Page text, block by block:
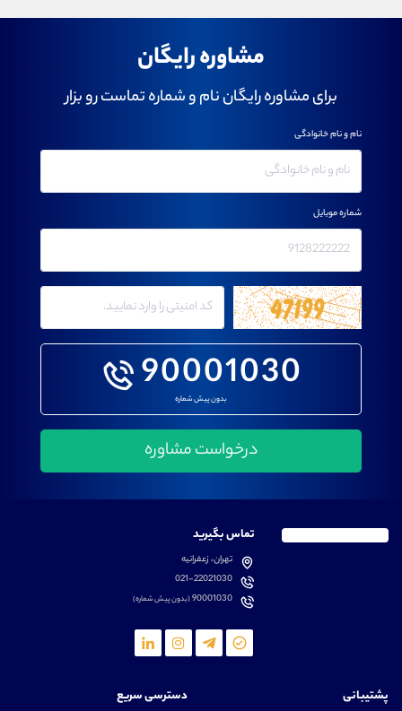
مشاوره رایگان
برای مشاوره رایگان نام و شماره تماست رو بزار
90001030
بدون پیش شماره
نام و نام خانوادگی
شماره موبایل
تماس بگیرید
تهران، زعفرانیه
021-22021030
90001030(بدون پیش شماره)
پشتیبانی دسترسی سریع